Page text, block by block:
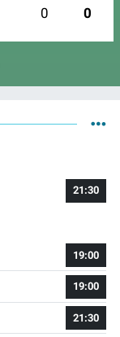
0 0
21:30
19:00
19:00
21:30